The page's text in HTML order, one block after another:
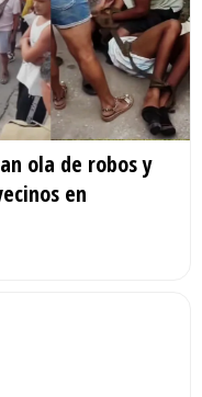
ola de robos y
en